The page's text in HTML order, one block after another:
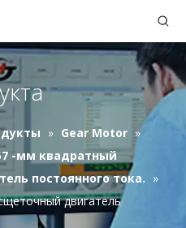
» Gear Motor »
-мм квадратный
постоянного тока. »
двигатель